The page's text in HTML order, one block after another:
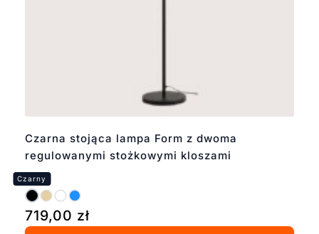
Czarna stojąca lampa Form z dwoma
regulowanymi stożkowymi kloszami
719,00 zł